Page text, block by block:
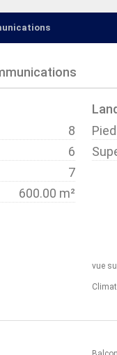
8
6
7
600.00 m²
vue